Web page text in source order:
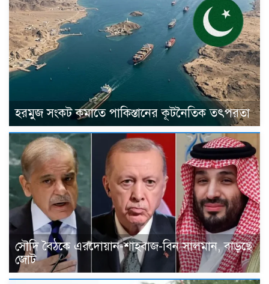
হরমুজ সংকট কমাতে পাকিস্তানের কূটনৈতিক তৎপরতা
সৌদি বৈঠকে এরদোয়ান-শাহবাজ-বিন সালমান, বাড়ছে
জোট